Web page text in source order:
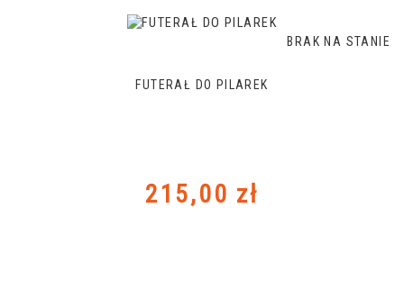
BRAK NA STANIE
FUTERAŁ DO PILAREK
Cena
215,00 zł